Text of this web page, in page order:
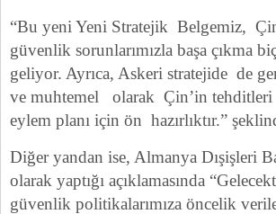
“Bu yeni Yeni Stratejik Belgemiz,
güvenlik sorunlarımızla başa çıkma
geliyor. Ayrıca, Askeri stratejide de
ve muhtemel olarak Çin’in
eylem planı için ön hazırlıktır.”
Diğer yandan ise, Almanya Dışişleri
olarak yaptığı açıklamasında
güvenlik politikalarımıza öncelik